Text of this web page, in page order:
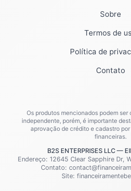
Sobre
Termos de
Política de
Contato
Os produtos mencionados podem ser
independente, porém, é importante
aprovação de crédito e cadastro
financeiras.
B2S ENTERPRISES LLC —
Endereço: 12645 Clear Sapphire Dr,
Contato:
Site: